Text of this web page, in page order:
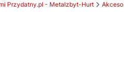
Przydatny.pl - Metalzbyt-Hurt